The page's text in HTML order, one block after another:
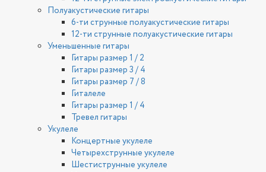
Полуакустические гитары
6-ти струнные полуакустические гитары
12-ти струнные полуакустические гитары
Уменьшенные гитары
Гитары размер 1 / 2
Гитары размер 3 / 4
Гитары размер 7 / 8
Гиталеле
Гитары размер 1 / 4
Тревел гитары
Укулеле
Концертные укулеле
Четырехструнные укулеле
Шестиструнные укулеле